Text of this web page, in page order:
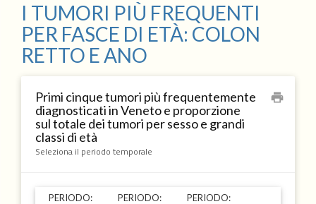
I TUMORI PIÙ FREQUENTI
PER FASCE DI ETÀ: COLON
RETTO E ANO
Primi cinque tumori più frequentemente
diagnosticati in Veneto e proporzione
sul totale dei tumori per sesso e grandi
classi di età
Seleziona il periodo temporale
print
PERIODO:
PERIODO:
PERIODO: